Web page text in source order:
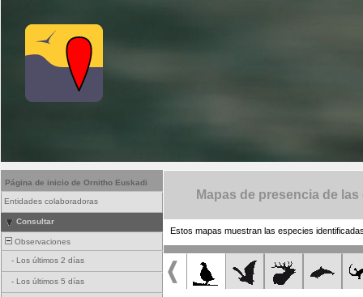
Página de inicio de Ornitho Euskadi
Entidades colaboradoras
Consultar
Observaciones
- Los últimos 2 días
- Los últimos 5 días
Mapas de presencia de
Estos mapas muestran las especies